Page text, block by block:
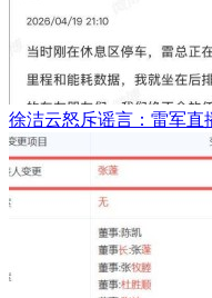
徐洁云怒斥谣言：雷军直